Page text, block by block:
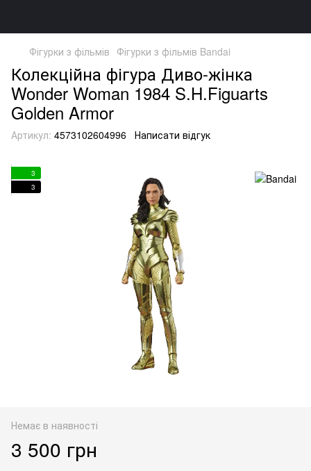
Фігурки з фільмів Фігурки з фільмів Bandai
Колекційна фігура Диво-жінка
Wonder Woman 1984 S.H.Figuarts
Golden Armor
Артикул: 4573102604996 Написати відгук
3
3
Немає в наявності
3 500 грн